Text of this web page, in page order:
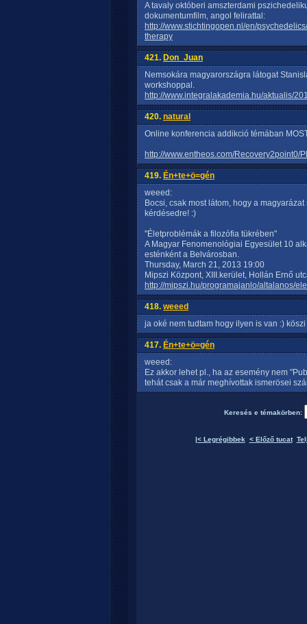
A tavaly októberi amszterdami
dokumentumfilm, angol felirattal:
http://www.stichtingopen.nl/en/
therapy
421. Don_Juan
Nemsokára magyarországra látogat
workshoppal.
http://www.integralakademia.hu/aktualis/
420. natural
Online konferencia addikció témában
http://www.entheos.com/Recovery2point0/
419. Én+te+ö=gén
weeed:
Bocsi, csak most látom, hogy a
kérdésedre! :)
"Életproblémák a filozófia tükrében"
A Magyar Fenomenológiai Egyesület 10
esténként a Belvárosban.
Thursday, March 21, 2013 19:00
Mipszi Központ, XIII.kerület, Hollán Ernő
http://mipszi.hu/programajanlo/altalanos/
418. weeed
ja oké nem tudtam hogy ilyen is van :)
417. Én+te+ö=gén
weeed:
Ez akkor lehet pl., ha az esemény nem
tehát csak a már meghívottak ismerösei
Keresés e témakörben:
|< Legrégibbek < Előző tucat